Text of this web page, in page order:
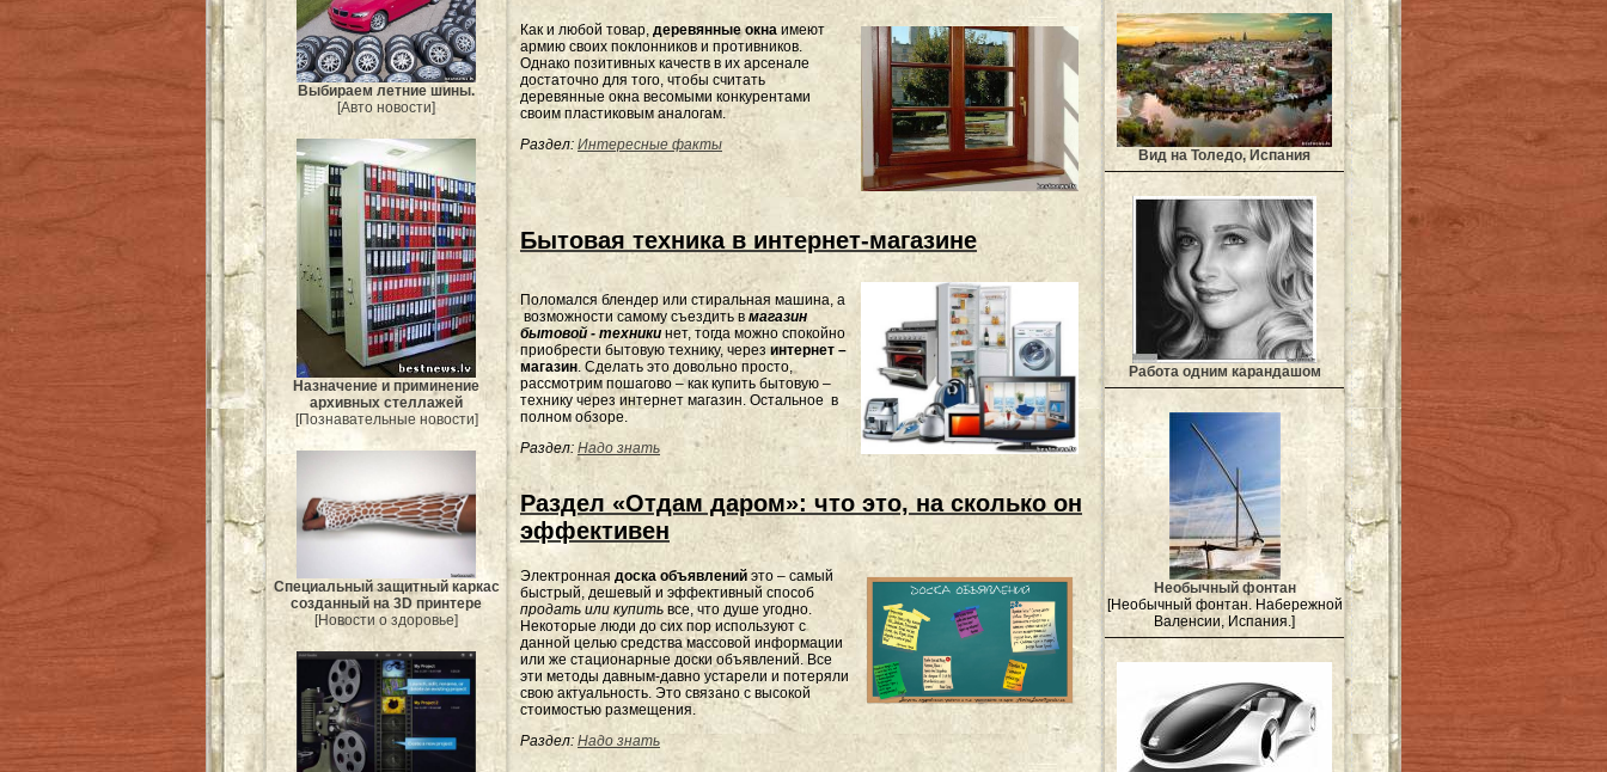
Выбираем летние шины.
[Авто новости]
Назначение и приминение
архивных стеллажей
[Познавательные новости]
Специальный защитный каркас
созданный на 3D принтере
[Новости о здоровье]
Как и любой товар, деревянные окна имеют
армию своих поклонников и противников.
Однако позитивных качеств в их арсенале
достаточно для того, чтобы считать
деревянные окна весомыми конкурентами
своим пластиковым аналогам.
Раздел: Интересные факты
Бытовая техника в интернет-магазине
Поломался блендер или стиральная машина, а
возможности самому съездить в магазин
бытовой - техники нет, тогда можно спокойно
приобрести бытовую технику, через интернет –
магазин. Сделать это довольно просто,
рассмотрим пошагово – как купить бытовую –
технику через интернет магазин. Остальное в
полном обзоре.
Раздел: Надо знать
Раздел «Отдам даром»: что это, на сколько он
эффективен
Электронная доска объявлений это – самый
быстрый, дешевый и эффективный способ
продать или купить все, что душе угодно.
Некоторые люди до сих пор используют с
данной целью средства массовой информации
или же стационарные доски объявлений. Все
эти методы давным-давно устарели и потеряли
свою актуальность. Это связано с высокой
стоимостью размещения.
Раздел: Надо знать
Вид на Толедо, Испания
Работа одним карандашом
Необычный фонтан
[Необычный фонтан. Набережной
Валенсии, Испания.]